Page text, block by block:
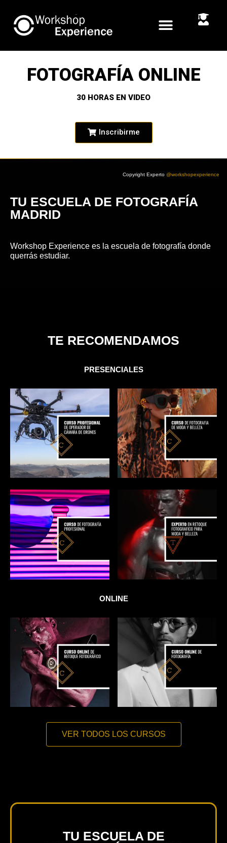
FOTOGRAFÍA ONLINE
30 HORAS EN VIDEO
Inscribirme
Copyright Experto @workshopexperience
TU ESCUELA DE FOTOGRAFÍA
MADRID
Workshop Experience es la escuela de fotografía donde
querrás estudiar.
TE RECOMENDAMOS
PRESENCIALES
ONLINE
VER TODOS LOS CURSOS
TU ESCUELA DE